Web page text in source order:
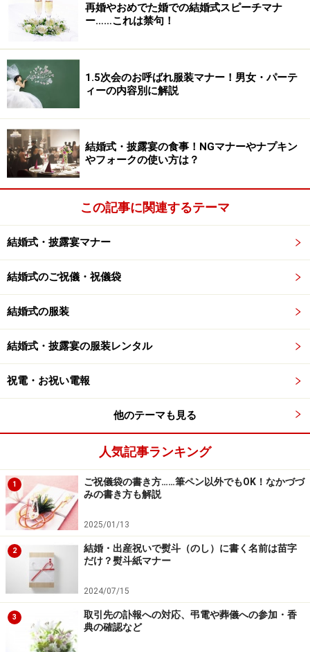
は大事な事ですね。
水引の色について
水引の本来の目的は、贈る品物や金包みをしっかり結び
とめるという意味があります。また、けがれのないもの
を贈るという意味もあります。
使われる色は、白、赤、金、銀、黒、黄、などがありま
弔事一般：黒白、黄白、銀のみ、白のみ
※宗派によっては青白を使用する場合もあります。
水引を結ぶ時は、濃い色が右に、薄い色が左にくるよう
に結びます。紅白なら紅が右、白が左。金銀なら金が右
水引の色の使い方は地域によって違いがありますのでそ
再婚やおめでた婚での結婚式スピーチマナ
ー……これは禁句！
1.5次会のお呼ばれ服装マナー！男女・パーテ
ィーの内容別に解説
結婚式・披露宴の食事！NGマナーやナプキン
やフォークの使い方は？
この記事に関連するテーマ
結婚式・披露宴マナー
結婚式のご祝儀・祝儀袋
結婚式の服装
結婚式・披露宴の服装レンタル
祝電・お祝い電報
他のテーマも見る
人気記事ランキング
1
ご祝儀袋の書き方……筆ペン以外でもOK！なかづづ
みの書き方も解説
2025/01/13
2
結婚・出産祝いで熨斗（のし）に書く名前は苗字
だけ？熨斗紙マナー
2024/07/15
3
取引先の訃報への対応、弔電や葬儀への参加・香
典の確認など